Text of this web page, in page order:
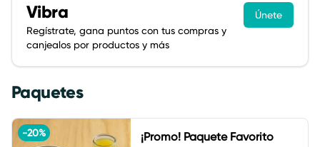
Vibra
Regístrate, gana puntos con tus compras y
canjealos por productos y más
Únete
Paquetes
-20% ¡Promo! Paquete Favorito